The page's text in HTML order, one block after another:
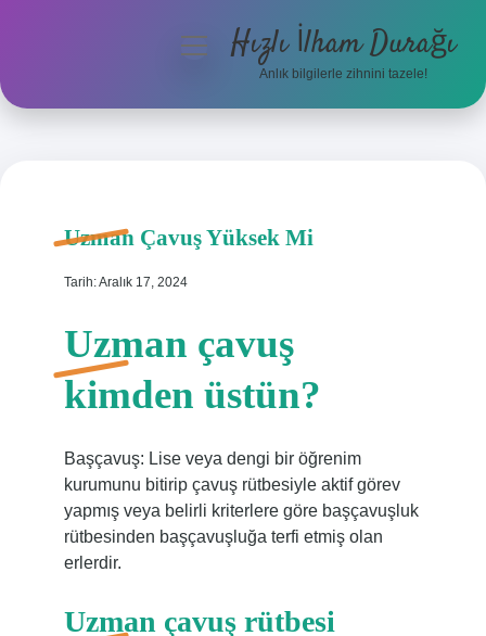
Anasayfa
menüyüHızlı İlham Durağı
Anlık bilgilerle zihnini tazele!
Uzman Çavuş Yüksek Mi
Tarih: Aralık 17, 2024
Uzman çavuş
kimden üstün?
Başçavuş: Lise veya dengi bir öğrenim
kurumunu bitirip çavuş rütbesiyle aktif görev
yapmış veya belirli kriterlere göre başçavuşluk
rütbesinden başçavuşluğa terfi etmiş olan
erlerdir.
Uzman çavuş rütbesi